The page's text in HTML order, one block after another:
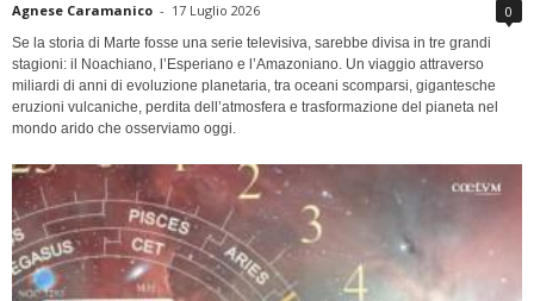
Agnese Caramanico - 17 Luglio 2026 0
Se la storia di Marte fosse una serie televisiva, sarebbe divisa in tre grandi
stagioni: il Noachiano, l’Esperiano e l’Amazoniano. Un viaggio attraverso
miliardi di anni di evoluzione planetaria, tra oceani scomparsi, gigantesche
eruzioni vulcaniche, perdita dell’atmosfera e trasformazione del pianeta nel
mondo arido che osserviamo oggi.